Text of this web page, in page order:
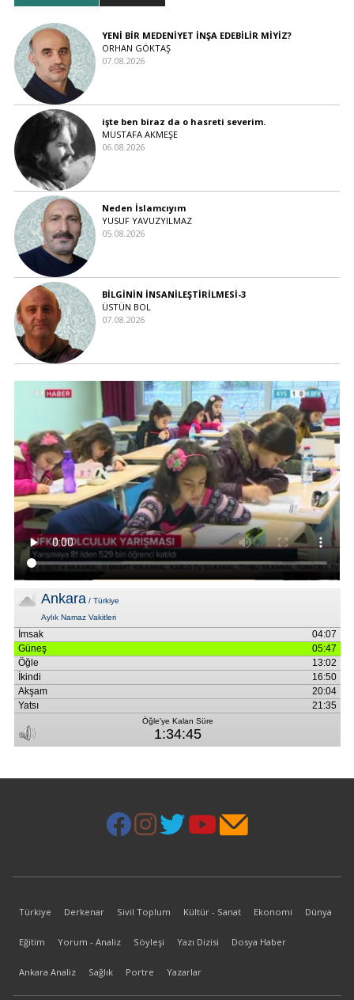
YENİ BİR MEDENİYET İNŞA EDEBİLİR MİYİZ?
ORHAN GÖKTAŞ
07.08.2026
işte ben biraz da o hasreti severim.
MUSTAFA AKMEŞE
06.08.2026
Neden İslamcıyım
YUSUF YAVUZYILMAZ
05.08.2026
BİLGİNİN İNSANİLEŞTİRİLMESİ-3
ÜSTÜN BOL
07.08.2026
Türkiye Derkenar Sivil Toplum Kültür - Sanat Ekonomi Dünya
Eğitim Yorum - Analiz Söyleşi Yazı Dizisi Dosya Haber
Ankara Analiz Sağlık Portre Yazarlar